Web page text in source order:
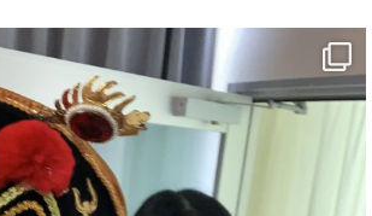
派遣 パッションプリンセス【公式】
· 7 8月
す
更新しました
9sHKhUQBmUE @YouTube